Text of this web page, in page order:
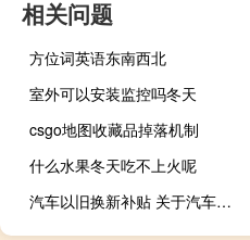
相关问题
方位词英语东南西北
室外可以安装监控吗冬天
csgo地图收藏品掉落机制
什么水果冬天吃不上火呢
汽车以旧换新补贴 关于汽车以旧换新补贴的介绍